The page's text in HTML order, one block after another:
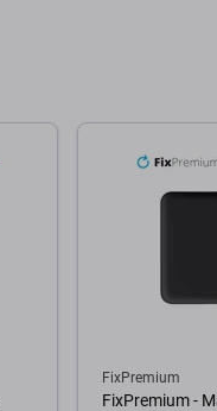
FixPremium
FixPremium -